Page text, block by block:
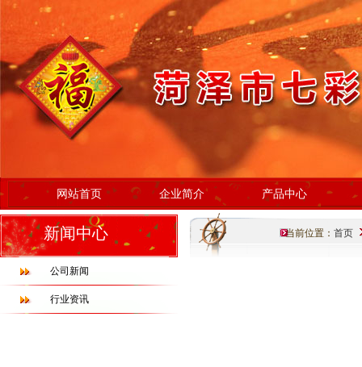
网站首页 企业简介 产品中心
新闻中心
公司新闻
行业资讯
当前位置： 首页